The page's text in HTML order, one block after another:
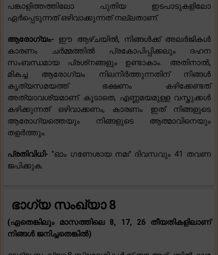
പങ്കാളിത്തത്തിലോ പുതിയ ഇടപാടുകളിലോ
ഏർപ്പെടുന്നത് ഒഴിവാക്കുന്നത് നല്ലതാണ്.
ആരോഗ്യം- ഈ ആഴ്‌ചയിൽ, നിങ്ങൾക്ക് അലർജികൾ
കാരണം ചർമ്മത്തിൽ പ്രകോപിപ്പിക്കലും ദഹന
സംബന്ധമായ പ്രശ്‌നങ്ങളും ഉണ്ടാകാം. അതിനാൽ,
മികച്ച ആരോഗ്യം നിലനിർത്തുന്നതിന് നിങ്ങൾ
കൃത്യസമയത്ത് ഭക്ഷണം കഴിക്കേണ്ടത്
അത്യാവശ്യമാണ്. കൂടാതെ, എണ്ണമയമുള്ള വസ്തുക്കൾ
കഴിക്കുന്നത് ഒഴിവാക്കണം, കാരണം ഇത് നിങ്ങളുടെ
ആരോഗ്യത്തെയും നിങ്ങളുടെ ആത്മാവിനെയും
തളർത്തും.
പ്രതിവിധി- "ഓം ഗണേശായ നമഃ" ദിവസവും 41 തവണ
ജപിക്കുക.
ഭാഗ്യ സംഖ്യാ 8
(ഏതെങ്കിലും മാസത്തിലെ 8, 17, 26 തീയതികളിലാണ്
നിങ്ങൾ ജനിച്ചതെങ്കിൽ)